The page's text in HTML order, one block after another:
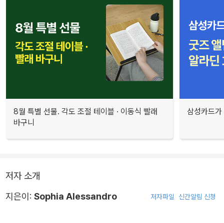
8월 특별 선물. 각도 조절 테이블 · 이동식 빨래
바구니
삼성카드
저자 소개
지은이: Sophia Alessandro 저자파일 신간알림 신청